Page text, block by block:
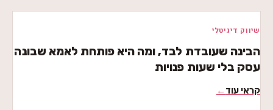
שיווק דיגיטלי
הבינה שעובדת לבד, ומה היא פותחת לאמא שבונה
עסק בלי שעות פנויות
קראי עוד ←